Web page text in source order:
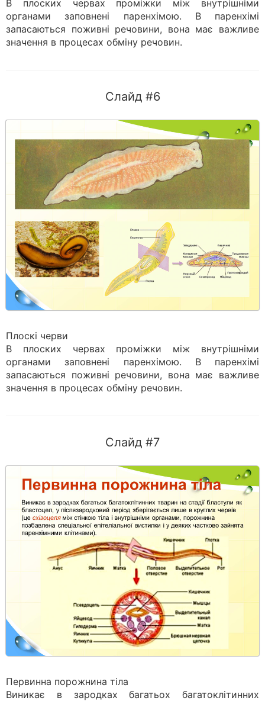
В плоских червах проміжки між внутрішніми
органами заповнені паренхімою. В паренхімі
запасаються поживні речовини, вона має важливе
значення в процесах обміну речовин.
Слайд #6
Плоскі черви
В плоских червах проміжки між внутрішніми
органами заповнені паренхімою. В паренхімі
запасаються поживні речовини, вона має важливе
значення в процесах обміну речовин.
Слайд #7
Первинна порожнина тіла
Виникає в зародках багатьох багатоклітинних